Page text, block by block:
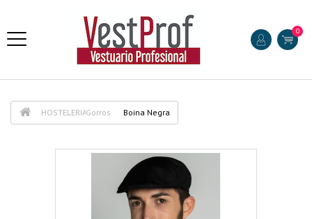
0
HOSTELERIAGorros Boina Negra